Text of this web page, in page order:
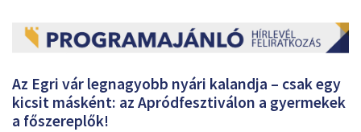
Az Egri vár legnagyobb nyári kalandja – csak egy
kicsit másként: az Apródfesztiválon a gyermekek
a főszereplők!